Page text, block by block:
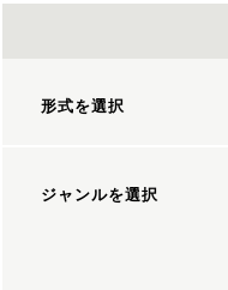
形式を選択
ジャンルを選択